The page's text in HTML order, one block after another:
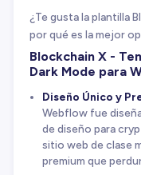
¿Te gusta la plantilla
por qué es la mejor
Blockchain X -
Dark Mode para
Diseño Único y
Webflow fue
de diseño para
sitio web de clase
premium que